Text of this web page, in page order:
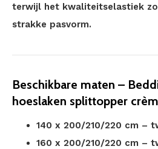
terwijl het kwaliteitselastiek
strakke pasvorm.
Beschikbare maten –
hoeslaken splittopper
140 x 200/210/220 cm –
160 x 200/210/220 cm –